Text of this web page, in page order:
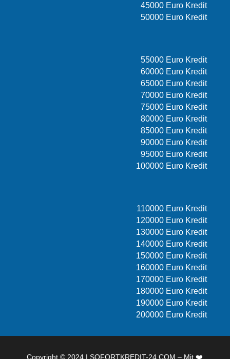
45000 Euro Kredit
50000 Euro Kredit
55000 Euro Kredit
60000 Euro Kredit
65000 Euro Kredit
70000 Euro Kredit
75000 Euro Kredit
80000 Euro Kredit
85000 Euro Kredit
90000 Euro Kredit
95000 Euro Kredit
100000 Euro Kredit
110000 Euro Kredit
120000 Euro Kredit
130000 Euro Kredit
140000 Euro Kredit
150000 Euro Kredit
160000 Euro Kredit
170000 Euro Kredit
180000 Euro Kredit
190000 Euro Kredit
200000 Euro Kredit
Copyright © 2024 | SOFORTKREDIT-24.COM – Mit ❤️